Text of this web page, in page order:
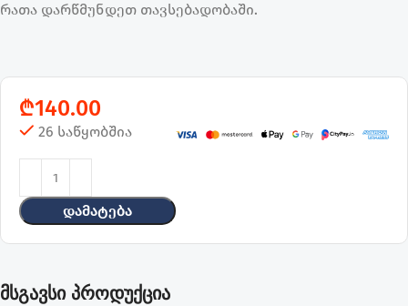
რათა დარწმუნდეთ თავსებადობაში.
₾140.00
26 საწყობშია
Დამატება
მსგავსი პროდუქცია